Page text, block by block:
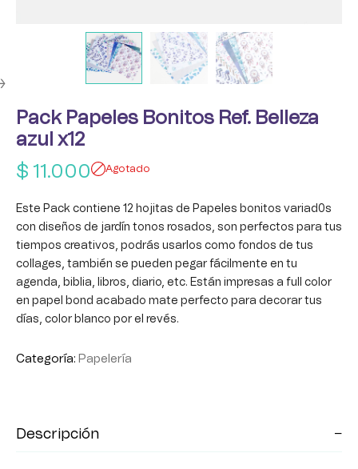
Pack Papeles Bonitos Ref. Belleza
azul x12
$ 11.000 Agotado
Este Pack contiene 12 hojitas de Papeles bonitos variad0s
con diseños de jardín tonos rosados, son perfectos para tus
tiempos creativos, podrás usarlos como fondos de tus
collages, también se pueden pegar fácilmente en tu
agenda, biblia, libros, diario, etc. Están impresas a full color
en papel bond acabado mate perfecto para decorar tus
días, color blanco por el revés.
Categoría: Papelería
Descripción